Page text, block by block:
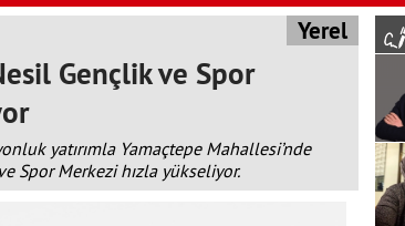
Yerel
Gençlik ve Spor
yatırımla Yamaçtepe Mahallesi’nde
Spor Merkezi hızla yükseliyor.